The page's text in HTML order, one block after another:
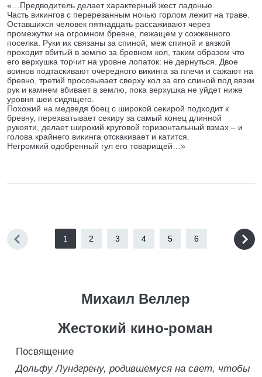
«…Предводитель делает характерный жест ладонью.
Часть викингов с перерезанным ночью горлом лежит на траве.
Оставшихся человек пятнадцать рассаживают через
промежутки на огромном бревне, лежащем у сожженного
поселка. Руки их связаны за спиной, меж спиной и вязкой
проходит вбитый в землю за бревном кол, таким образом что
его верхушка торчит на уровне лопаток: не дернуться. Двое
воинов подтаскивают очередного викинга за плечи и сажают на
бревно, третий просовывает сверху кол за его спиной под вязки
рук и камнем вбивает в землю, пока верхушка не уйдет ниже
уровня шеи сидящего.
Похожий на медведя боец с широкой секирой подходит к
бревну, перехватывает секиру за самый конец длинной
рукояти, делает широкий круговой горизонтальный взмах – и
голова крайнего викинга отскакивает и катится.
Негромкий одобренный гул его товарищей…»
1 2 3 4 5 6
Михаил Веллер
Жестокий кино-роман
Посвящение
Дольфу Лундгрену, родившемуся на свет, чтобы